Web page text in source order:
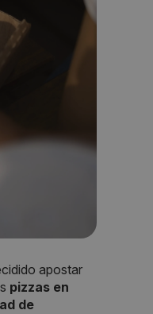
apostar
pizzas en
de